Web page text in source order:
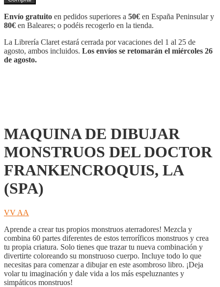
DIBUJAR
MONSTRUOS
DEL
FRANKENCROQUIS,
LA
(SPA)
Envío gratuito en pedidos superiores a 50€ en España Peninsular y
80€ en Baleares; o podéis recogerlo en la tienda.
La Librería Claret estará cerrada por vacaciones del 1 al 25 de
agosto, ambos incluidos. Los envíos se retomarán el miércoles 26
de agosto.
MAQUINA DE DIBUJAR
MONSTRUOS DEL DOCTOR
FRANKENCROQUIS, LA
(SPA)
VV AA
Aprende a crear tus propios monstruos aterradores! Mezcla y
combina 60 partes diferentes de estos terroríficos monstruos y crea
tu propia criatura. Solo tienes que trazar tu nueva combinación y
divertirte coloreando su monstruoso cuerpo. Incluye todo lo que
necesitas para comenzar a dibujar en este asombroso libro. ¡Deja
volar tu imaginación y dale vida a los más espeluznantes y
simpáticos monstruos!